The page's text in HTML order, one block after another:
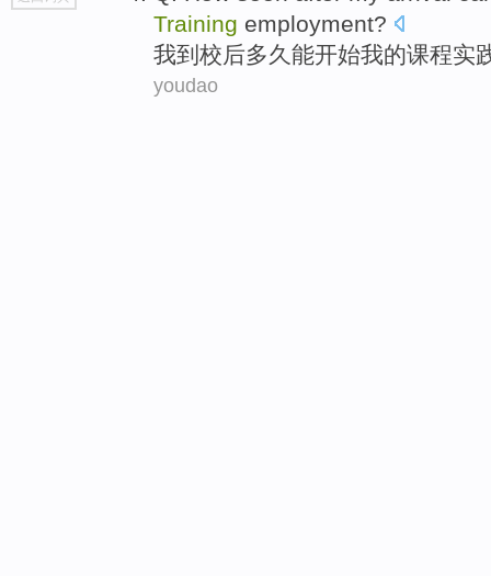
top
Training employment?
我到校后多久 能开始我的课程实
youdao